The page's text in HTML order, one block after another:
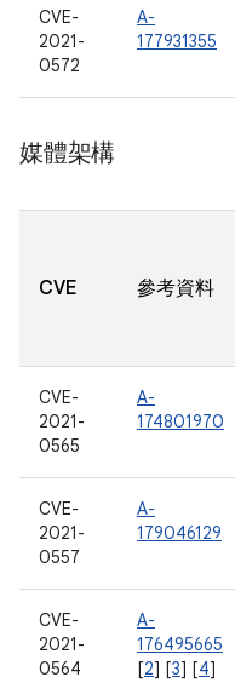
CVE-
2021-
0572
A-
177931355
媒體架構
CVE 參考資料
CVE-
2021-
0565
A-
174801970
CVE-
2021-
0557
A-
179046129
CVE-
2021-
0564
A-
176495665
[2] [3] [4]